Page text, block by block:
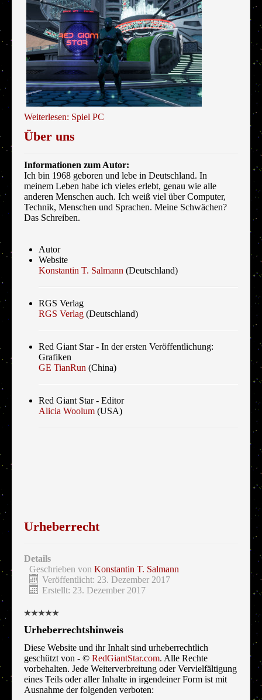
Weiterlesen: Spiel PC
Über uns
Informationen zum Autor:
Ich bin 1968 geboren und lebe in Deutschland. In
meinem Leben habe ich vieles erlebt, genau wie alle
anderen Menschen auch. Ich weiß viel über Computer,
Technik, Menschen und Sprachen. Meine Schwächen?
Das Schreiben.
Autor
Website
Konstantin T. Salmann (Deutschland)
RGS Verlag
RGS Verlag (Deutschland)
Red Giant Star - In der ersten Veröffentlichung:
Grafiken
GE TianRun (China)
Red Giant Star - Editor
Alicia Woolum (USA)
Urheberrecht
Details
Geschrieben von Konstantin T. Salmann
Veröffentlicht: 23. Dezember 2017
Erstellt: 23. Dezember 2017
Urheberrechtshinweis
Diese Website und ihr Inhalt sind urheberrechtlich
geschützt von - © RedGiantStar.com. Alle Rechte
vorbehalten. Jede Weiterverbreitung oder Vervielfältigung
eines Teils oder aller Inhalte in irgendeiner Form ist mit
Ausnahme der folgenden verboten: